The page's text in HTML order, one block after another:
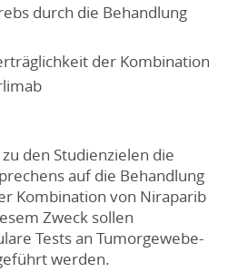
durch die Behandlung
der Kombination
den Studienzielen die
auf die Behandlung
Kombination von Niraparib
Zweck sollen
Tests an Tumorgewebe-
werden.